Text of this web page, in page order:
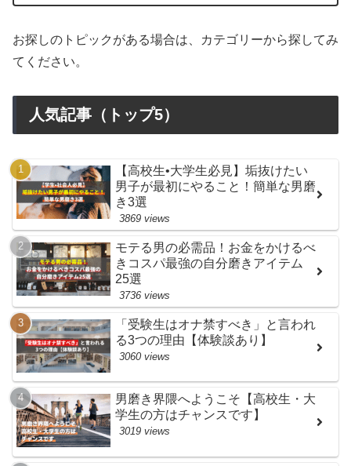
お探しのトピックがある場合は、カテゴリーから探してみ
てください。
人気記事（トップ5）
【高校生•大学生必見】垢抜けたい
男子が最初にやること！簡単な男磨
き3選
3869 views
モテる男の必需品！お金をかけるべ
きコスパ最強の自分磨きアイテム
25選
3736 views
「受験生はオナ禁すべき」と言われ
る3つの理由【体験談あり】
3060 views
男磨き界隈へようこそ【高校生・大
学生の方はチャンスです】
3019 views